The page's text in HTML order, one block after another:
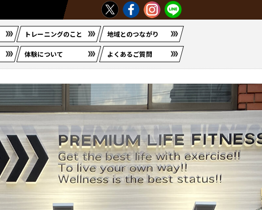
トレーニングのこと 地域とのつながり
体験について よくあるご質問